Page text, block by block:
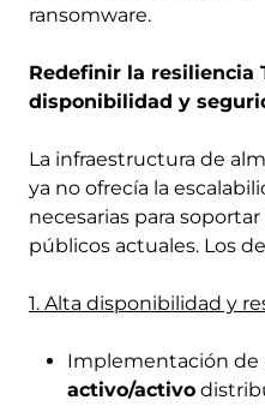
ransomware.
Redefinir la resiliencia
disponibilidad y
La infraestructura de
ya no ofrecía la
necesarias para
públicos actuales. Los
1. Alta disponibilidad y
Implementación de
activo/activo